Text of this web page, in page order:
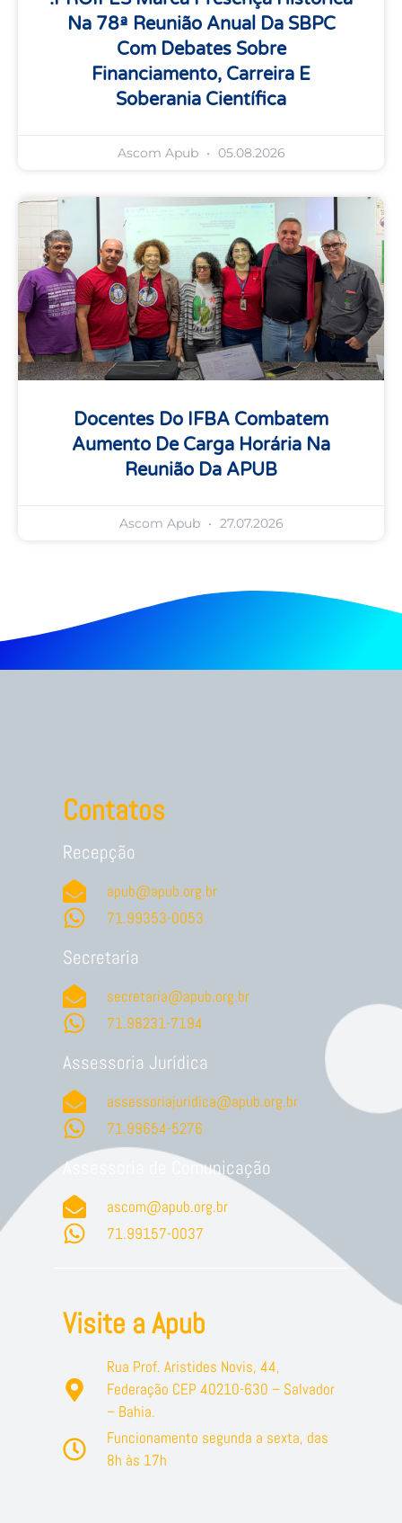
Na 78ª Reunião Anual Da SBPC
Com Debates Sobre
Financiamento, Carreira E
Soberania Científica
Ascom Apub 05.08.2026
Docentes Do IFBA Combatem
Aumento De Carga Horária Na
Reunião Da APUB
Ascom Apub 27.07.2026
Contatos
Recepção
apub@apub.org.br
71.99353-0053
Secretaria
secretaria@apub.org.br
71.98231-7194
Assessoria Jurídica
assessoriajuridica@apub.org.br
71.99654-5276
Assessoria de Comunicação
ascom@apub.org.br
71.99157-0037
Visite a Apub
Rua Prof. Aristides Novis, 44,
Federação CEP 40210-630 – Salvador
– Bahia.
Funcionamento segunda a sexta, das
8h às 17h